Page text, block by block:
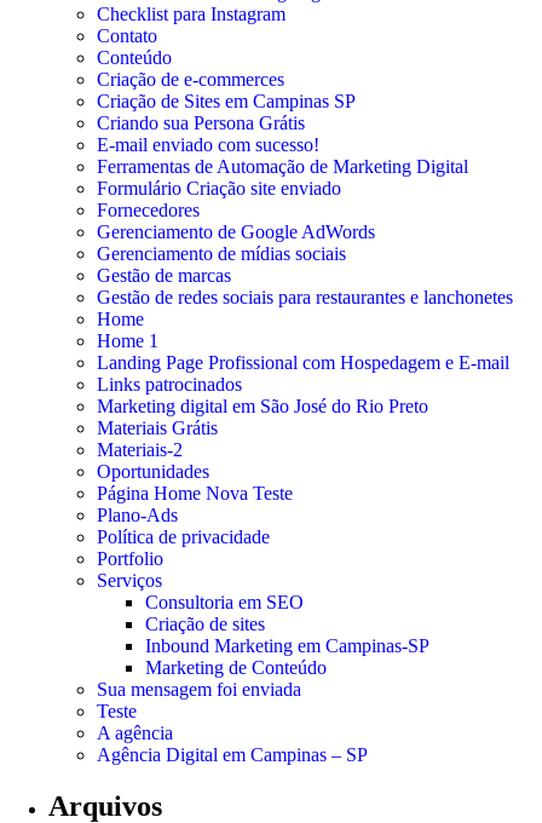
Checklist para Instagram
Contato
Conteúdo
Criação de e-commerces
Criação de Sites em Campinas SP
Criando sua Persona Grátis
E-mail enviado com sucesso!
Ferramentas de Automação de Marketing Digital
Formulário Criação site enviado
Fornecedores
Gerenciamento de Google AdWords
Gerenciamento de mídias sociais
Gestão de marcas
Gestão de redes sociais para restaurantes e lanchonetes
Home
Home 1
Landing Page Profissional com Hospedagem e E-mail
Links patrocinados
Marketing digital em São José do Rio Preto
Materiais Grátis
Materiais-2
Oportunidades
Página Home Nova Teste
Plano-Ads
Política de privacidade
Portfolio
Serviços
Consultoria em SEO
Criação de sites
Inbound Marketing em Campinas-SP
Marketing de Conteúdo
Sua mensagem foi enviada
Teste
A agência
Agência Digital em Campinas – SP
Arquivos